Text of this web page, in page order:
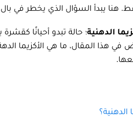
هنا يبدأ السؤال الذي يخطر في
الدهنية؛ حالة تبدو أحيانًا
هذا المقال، ما هي الأكزيما
الدهنية؟